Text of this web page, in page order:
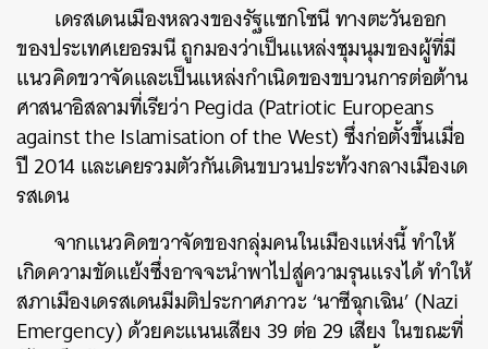
เดรสเดนเมืองหลวงของรัฐแซกโซนีทางตะวันออก
ของประเทศเยอรมนีถูกมองว่าเป็นแหล่งชุมนุมของผู้ที่มี
แนวคิดขวาจัดและเป็นแหล่งกำเนิดของขบวนการต่อต้าน
ศาสนาอิสลามที่เรียว่าPegida (Patriotic Europeans
against the Islamisation of the West)ซึ่งก่อตั้งขึ้นเมื่อ
ปี 2014และเคยรวมตัวกันเดินขบวนประท้วงกลางเมืองเด
รสเดน
จากแนวคิดขวาจัดของกลุ่มคนในเมืองแห่งนี้ทำให้
เกิดความขัดแย้งซึ่งอาจจะนำพาไปสู่ความรุนแรงได้ทำให้
สภาเมืองเดรสเดนมีมติประกาศภาวะ‘นาซีฉุกเฉิน’ (Nazi
Emergency)ด้วยคะแนนเสียง 39ต่อ 29เสียงในขณะที่